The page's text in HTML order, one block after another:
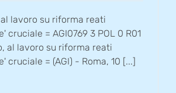
lavoro su riforma reati
cruciale = AGI0769 3 POL 0 R01
al lavoro su riforma reati
cruciale = (AGI) - Roma, 10 [...]